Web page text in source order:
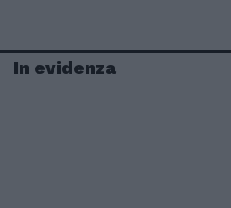
In evidenza